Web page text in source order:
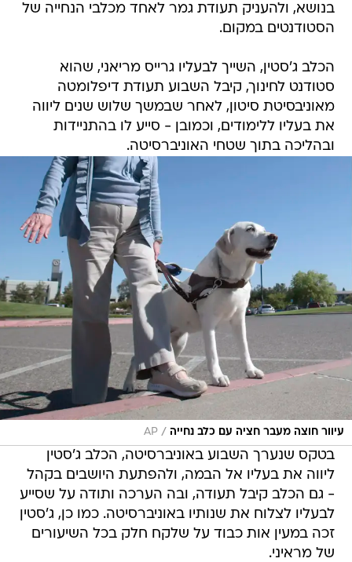
בנושא, ולהעניק תעודת גמר לאחד מכלבי הנחייה של
הסטודנטים במקום.
הכלב ג'סטין, השייך לבעליו גרייס מריאני, שהוא
סטודנט לחינוך, קיבל השבוע תעודת דיפלומטה
מאוניבסיטת סיטון, לאחר שבמשך שלוש שנים ליווה
את בעליו ללימודים, וכמובן - סייע לו בהתניידות
ובהליכה בתוך שטחי האוניברסיטה.
עיוור חוצה מעבר חציה עם כלב נחייה /
AP
בטקס שנערך השבוע באוניברסיטה, הכלב ג'סטין
ליווה את בעליו אל הבמה, ולהפתעת היושבים בקהל
- גם הכלב קיבל תעודה, ובה הערכה ותודה על שסייע
לבעליו לצלוח את שנותיו באוניברסיטה. כמו כן, ג'סטין
זכה במעין אות כבוד על שלקח חלק בכל השיעורים
של מראיני.